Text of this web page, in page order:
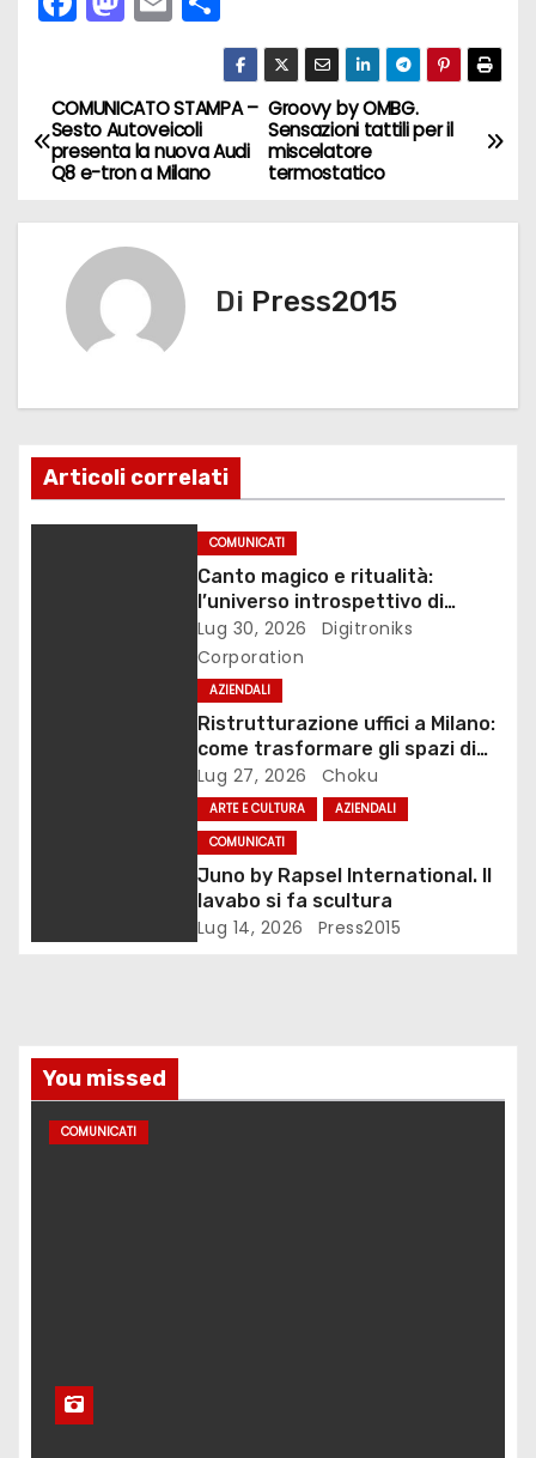
e
b
o
o
k
o
d
o
n
l
o
n
di
vi
N
a
v
z
o
Groovy by OMBG.
Sensazioni tattili per il
miscelatore
termostatico
COMUNICATO STAMPA –
Sesto Autoveicoli
presenta la nuova Audi
Q8 e-tron a Milano
Di Press2015
Articoli correlati
COMUNICATI
Canto magico e ritualità:
l’universo introspettivo di
Lilinanna
Lug 30, 2026
Digitroniks
Corporation
AZIENDALI
Ristrutturazione uffici a Milano:
come trasformare gli spazi di
lavoro
Lug 27, 2026 Choku
ARTE E CULTURA
AZIENDALI
COMUNICATI
Juno by Rapsel International. Il
lavabo si fa scultura
Lug 14, 2026 Press2015
You missed
COMUNICATI